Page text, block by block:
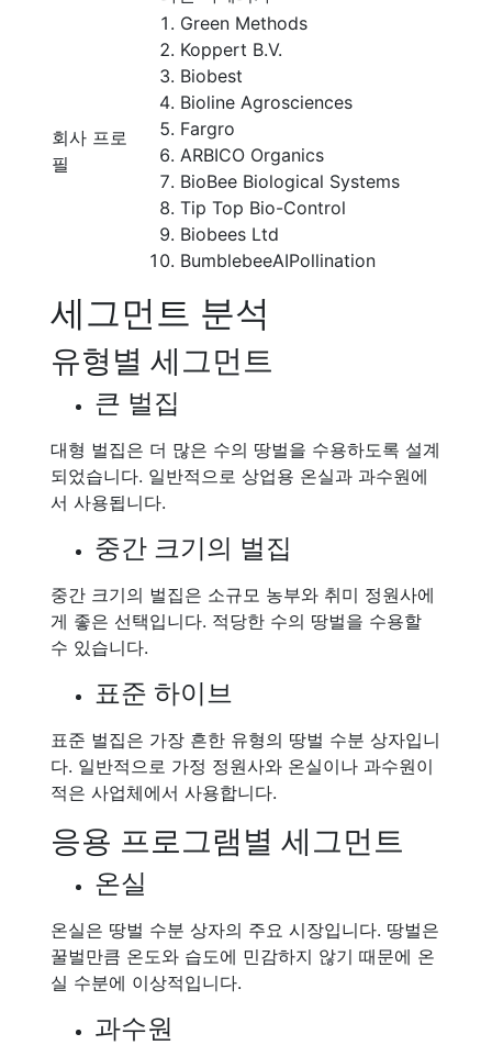
회사 프로
필
Green Methods
Koppert B.V.
Biobest
Bioline Agrosciences
Fargro
ARBICO Organics
BioBee Biological Systems
Tip Top Bio-Control
Biobees Ltd
BumblebeeAIPollination
세그먼트 분석
유형별 세그먼트
큰 벌집
대형 벌집은 더 많은 수의 땅벌을 수용하도록 설계
되었습니다. 일반적으로 상업용 온실과 과수원에
서 사용됩니다.
중간 크기의 벌집
중간 크기의 벌집은 소규모 농부와 취미 정원사에
게 좋은 선택입니다. 적당한 수의 땅벌을 수용할
수 있습니다.
표준 하이브
표준 벌집은 가장 흔한 유형의 땅벌 수분 상자입니
다. 일반적으로 가정 정원사와 온실이나 과수원이
적은 사업체에서 사용합니다.
응용 프로그램별 세그먼트
온실
온실은 땅벌 수분 상자의 주요 시장입니다. 땅벌은
꿀벌만큼 온도와 습도에 민감하지 않기 때문에 온
실 수분에 이상적입니다.
과수원